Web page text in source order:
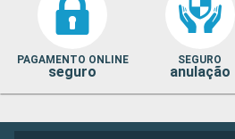
PAGAMENTO ONLINE
seguro
SEGURO
anulação